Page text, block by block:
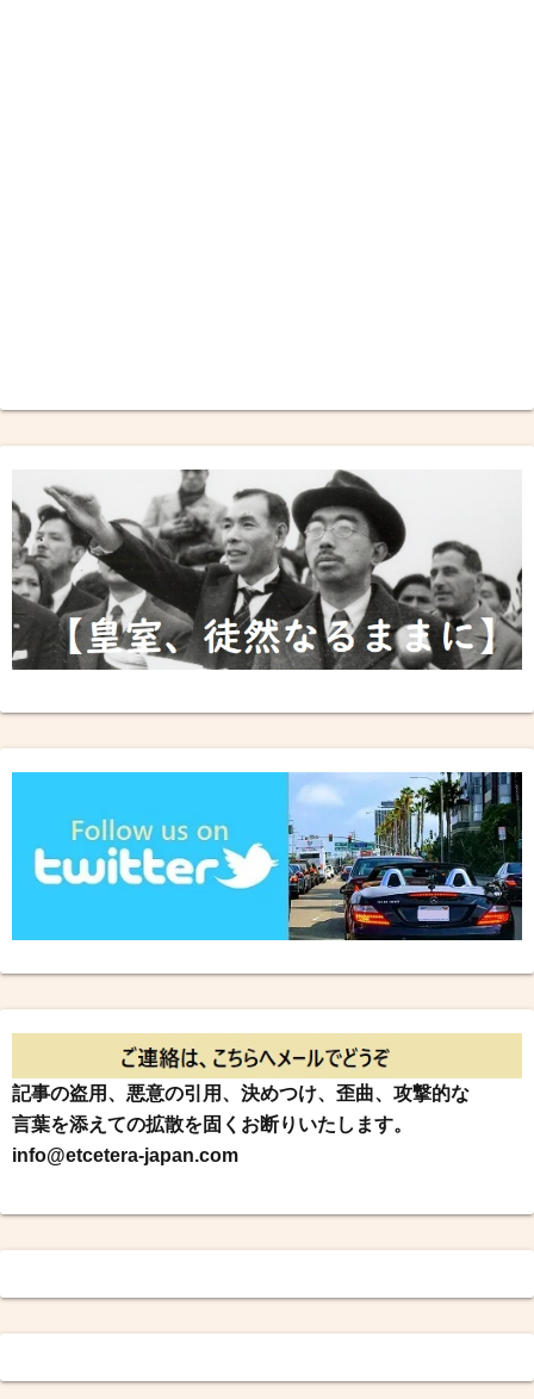
記事の盗用、悪意の引用、決めつけ、歪曲、攻撃的な
言葉を添えての拡散を固くお断りいたします。
info@etcetera-japan.com